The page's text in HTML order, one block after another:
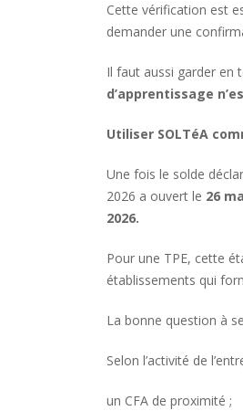
Cette vérification est
demander une
Il faut aussi garder en
d’apprentissage
Utiliser SOLTéA
Une fois le solde
2026 a ouvert le 26
2026.
Pour une TPE, cette
établissements qui
La bonne question à
Selon l’activité de
un CFA de proximité ;